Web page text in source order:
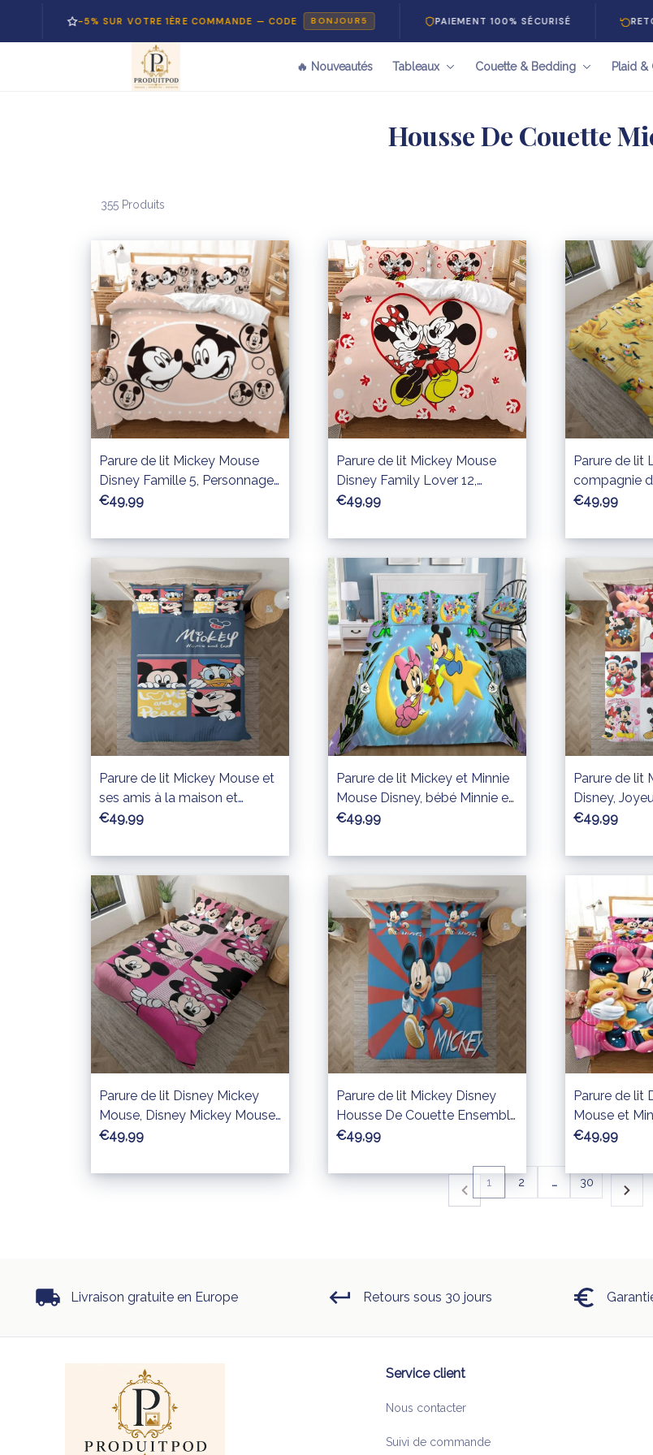
-5% SUR VOTRE 1ÈRE COMMANDE — CODE BONJOUR5 PAIEMENT 100% SÉCURISÉ
🔥 Nouveautés Tableaux Couette & Bedding Plaid &
Housse De Couette
355 Produits
Parure de lit Mickey Mouse
Disney Famille 5, Personnages
Disney Housse De Couette
€49,99
Parure de lit Mickey Mouse
Disney Family Lover 12,
Personnages Disney Housse
Literie
€49,99
Parure de lit
compagnie
Mouse
Ensemble
€49,99
Parure de lit Mickey Mouse et
ses amis à la maison et
aiment Disney Housse De
€49,99
Parure de lit Mickey et Minnie
Mouse Disney, bébé Minnie et
Mickey Mouse Housse De
€49,99
Parure de lit
Disney,
Housse De
€49,99
Parure de lit Disney Mickey
Mouse, Disney Mickey Mouse
Minnie Mouse Housse De
€49,99
Parure de lit Mickey Disney
Housse De Couette Ensemble
De Literie
€49,99
Parure de lit
Mouse et
Housse De
€49,99
1 2 … 30
Livraison gratuite en Europe Retours sous 30 jours
Service client
Nous contacter
Suivi de commande